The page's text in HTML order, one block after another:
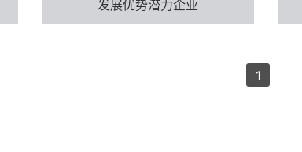
发展优势潜力企业
1